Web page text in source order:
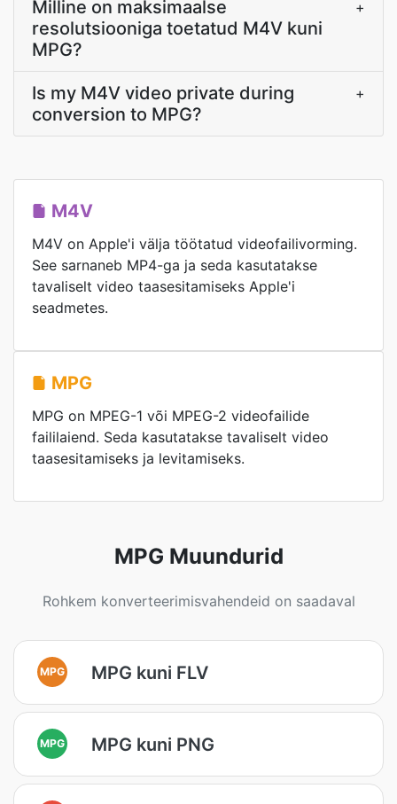
Milline on maksimaalse
resolutsiooniga toetatud M4V kuni
MPG?
+
Is my M4V video private during
conversion to MPG?
+
M4V
M4V on Apple'i välja töötatud videofailivorming.
See sarnaneb MP4-ga ja seda kasutatakse
tavaliselt video taasesitamiseks Apple'i
seadmetes.
MPG
MPG on MPEG-1 või MPEG-2 videofailide
faililaiend. Seda kasutatakse tavaliselt video
taasesitamiseks ja levitamiseks.
MPG Muundurid
Rohkem konverteerimisvahendeid on saadaval
MPG MPG kuni FLV
MPG MPG kuni PNG